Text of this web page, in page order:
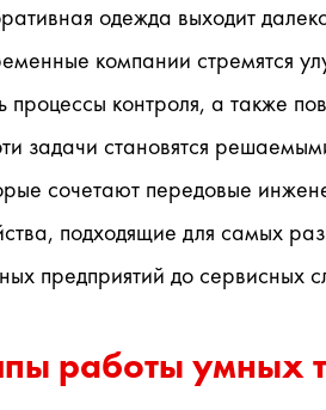
одежда выходит
компании стремятся
процессы контроля, а также
задачи становятся
сочетают передовые
подходящие для самых
предприятий до сервисных
работы умных